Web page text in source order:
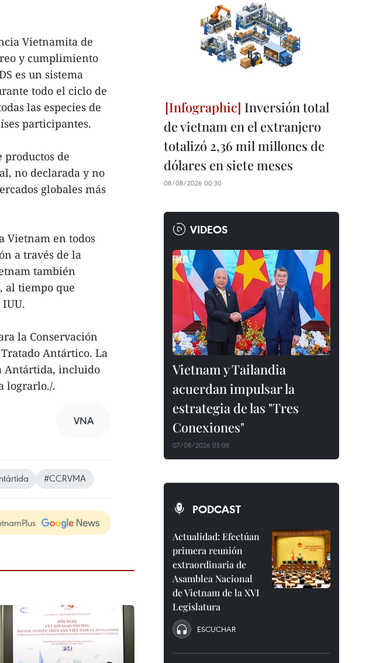
Vietnamita de
y cumplimiento
es un sistema
todo el ciclo de
las especies de
participantes.
productos de
no declarada y no
globales más
Vietnam en todos
a través de la
también
al tiempo que
la Conservación
Antártico. La
Antártida, incluido
lograrlo./.
VNA
#CCRVMA
Inversión total
de vietnam en el extranjero
totalizó 2,36 mil millones de
dólares en siete meses
08/08/2026 00:30
VIDEOS
Vietnam y Tailandia
acuerdan impulsar la
estrategia de las "Tres
Conexiones"
07/08/2026 03:08
PODCAST
Actualidad: Efectúan
primera reunión
extraordinaria de
Asamblea Nacional
de Vietnam de la XVI
Legislatura
ESCUCHAR